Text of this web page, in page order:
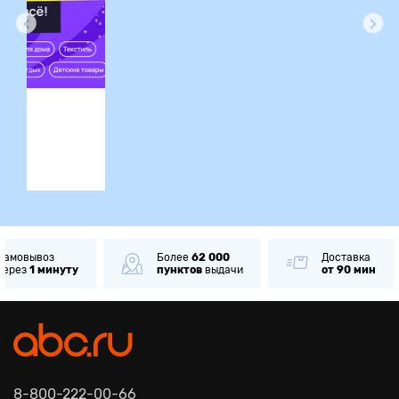
1 минуту
Более 62 000
пунктов выдачи
Доставка
от 90 мин
8-800-222-00-66